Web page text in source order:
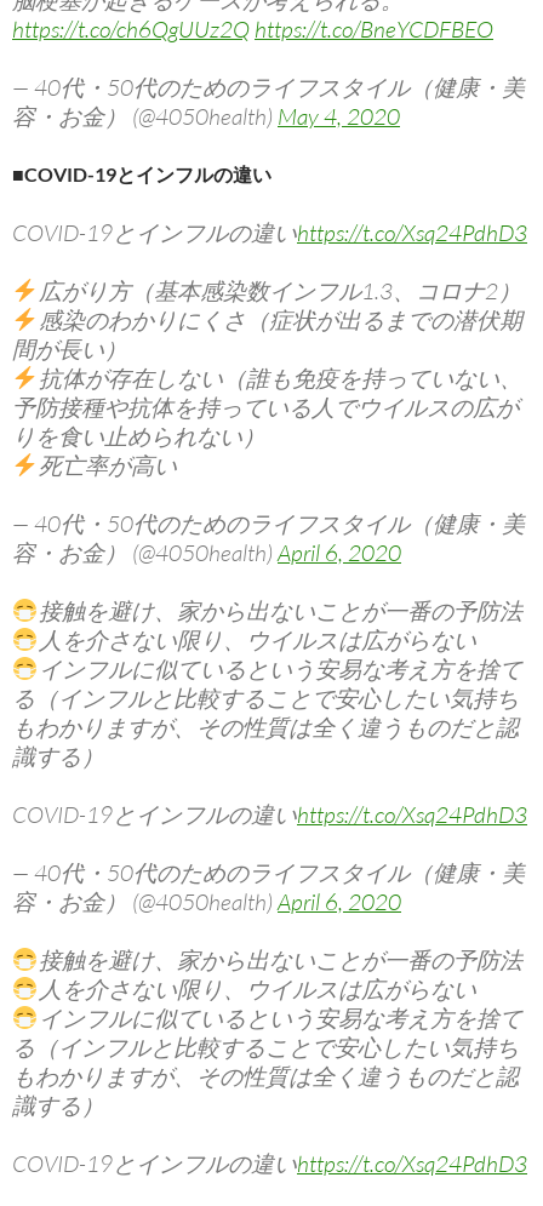
https://t.co/ch6QgUUz2Q https://t.co/BneYCDFBEO
— 40代・50代のためのライフスタイル（健康・美
容・お金） (@4050health) May 4, 2020
■COVID-19とインフルの違い
COVID-19とインフルの違いhttps://t.co/Xsq24PdhD3
広がり方（基本感染数インフル1.3、コロナ2）
感染のわかりにくさ（症状が出るまでの潜伏期
間が長い）
抗体が存在しない（誰も免疫を持っていない、
予防接種や抗体を持っている人でウイルスの広が
りを食い止められない）
死亡率が高い
— 40代・50代のためのライフスタイル（健康・美
容・お金） (@4050health)April 6, 2020
接触を避け、家から出ないことが一番の予防法
人を介さない限り、ウイルスは広がらない
インフルに似ているという安易な考え方を捨て
る（インフルと比較することで安心したい気持ち
もわかりますが、その性質は全く違うものだと認
識する）
COVID-19とインフルの違いhttps://t.co/Xsq24PdhD3
— 40代・50代のためのライフスタイル（健康・美
容・お金） (@4050health)April 6, 2020
接触を避け、家から出ないことが一番の予防法
人を介さない限り、ウイルスは広がらない
インフルに似ているという安易な考え方を捨て
る（インフルと比較することで安心したい気持ち
もわかりますが、その性質は全く違うものだと認
識する）
COVID-19とインフルの違いhttps://t.co/Xsq24PdhD3